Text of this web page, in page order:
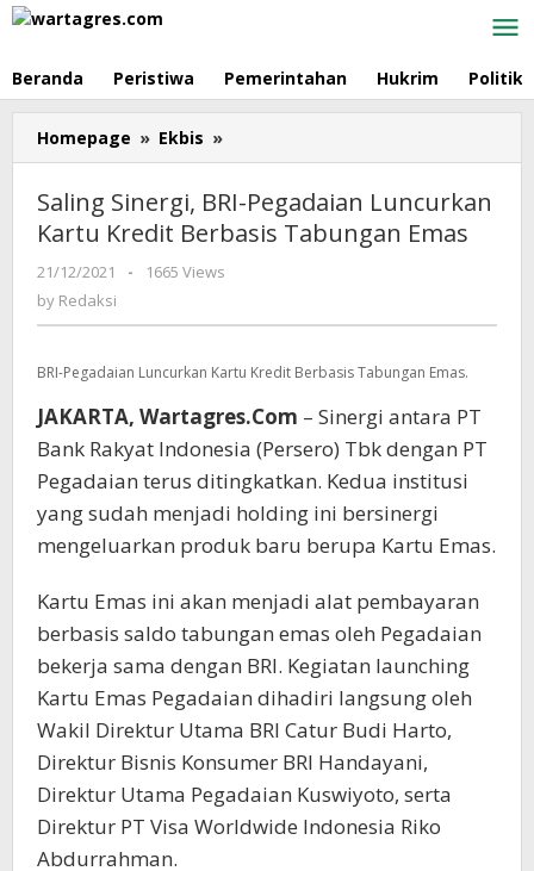
Skip
Beranda Peristiwa Pemerintahan Hukrim Politik
Homepage » Ekbis »
Sinergi,
Pegadaian
Luncurkan
Emas
Saling Sinergi, BRI-Pegadaian Luncurkan
Kartu Kredit Berbasis Tabungan Emas
21/12/2021
by
-
1665 Views
by Redaksi
BRI-Pegadaian Luncurkan Kartu Kredit Berbasis Tabungan Emas.
JAKARTA, Wartagres.Com – Sinergi antara PT
Bank Rakyat Indonesia (Persero) Tbk dengan PT
Pegadaian terus ditingkatkan. Kedua institusi
yang sudah menjadi holding ini bersinergi
mengeluarkan produk baru berupa Kartu Emas.
Kartu Emas ini akan menjadi alat pembayaran
berbasis saldo tabungan emas oleh Pegadaian
bekerja sama dengan BRI. Kegiatan launching
Kartu Emas Pegadaian dihadiri langsung oleh
Wakil Direktur Utama BRI Catur Budi Harto,
Direktur Bisnis Konsumer BRI Handayani,
Direktur Utama Pegadaian Kuswiyoto, serta
Direktur PT Visa Worldwide Indonesia Riko
Abdurrahman.